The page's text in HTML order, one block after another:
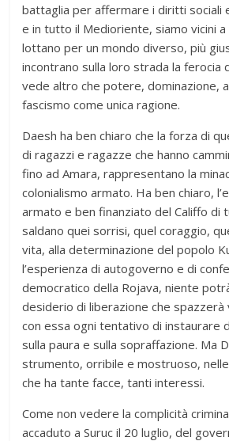
battaglia per affermare i diritti sociali
e in tutto il Medioriente, siamo vicini
lottano per un mondo diverso, più
incontrano sulla loro strada la ferocia
vede altro che potere, dominazione,
fascismo come unica ragione.
Daesh ha ben chiaro che la forza di
di ragazzi e ragazze che hanno
fino ad Amara, rappresentano la
colonialismo armato. Ha ben chiaro,
armato e ben finanziato del Califfo di
saldano quei sorrisi, quel coraggio,
vita, alla determinazione del popolo
l’esperienza di autogoverno e di
democratico della Rojava, niente
desiderio di liberazione che spazzerà
con essa ogni tentativo di instaurare
sulla paura e sulla sopraffazione. Ma
strumento, orribile e mostruoso,
che ha tante facce, tanti interessi.
Come non vedere la complicità
accaduto a Suruc il 20 luglio, del